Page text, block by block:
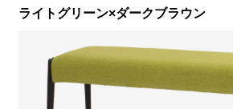
ライトグリーン×ダークブラウン